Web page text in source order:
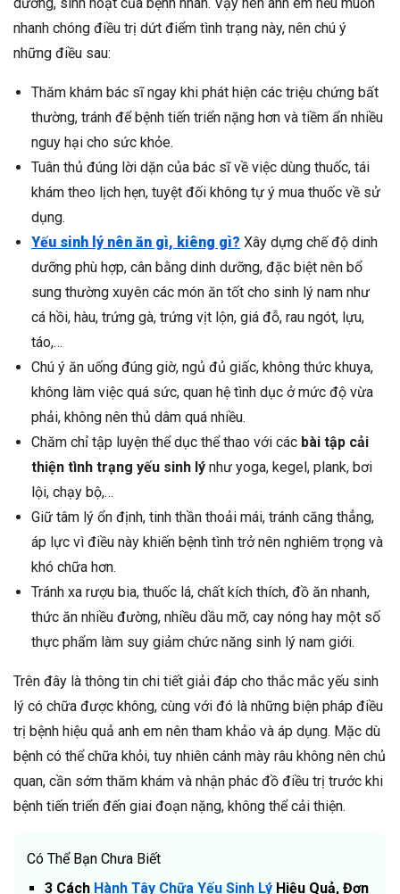
nhanh chóng điều trị dứt điểm tình trạng này, nên chú ý
những điều sau:
Thăm khám bác sĩ ngay khi phát hiện các triệu chứng bất
thường, tránh để bệnh tiến triển nặng hơn và tiềm ẩn nhiều
nguy hại cho sức khỏe.
Tuân thủ đúng lời dặn của bác sĩ về việc dùng thuốc, tái
khám theo lịch hẹn, tuyệt đối không tự ý mua thuốc về sử
dụng.
Yếu sinh lý nên ăn gì, kiêng gì? Xây dựng chế độ dinh
dưỡng phù hợp, cân bằng dinh dưỡng, đặc biệt nên bổ
sung thường xuyên các món ăn tốt cho sinh lý nam như
cá hồi, hàu, trứng gà, trứng vịt lộn, giá đỗ, rau ngót, lựu,
táo,…
Chú ý ăn uống đúng giờ, ngủ đủ giấc, không thức khuya,
không làm việc quá sức, quan hệ tình dục ở mức độ vừa
phải, không nên thủ dâm quá nhiều.
Chăm chỉ tập luyện thể dục thể thao với các bài tập cải
thiện tình trạng yếu sinh lý như yoga, kegel, plank, bơi
lội, chạy bộ,…
Giữ tâm lý ổn định, tinh thần thoải mái, tránh căng thẳng,
áp lực vì điều này khiến bệnh tình trở nên nghiêm trọng và
khó chữa hơn.
Tránh xa rượu bia, thuốc lá, chất kích thích, đồ ăn nhanh,
thức ăn nhiều đường, nhiều dầu mỡ, cay nóng hay một số
thực phẩm làm suy giảm chức năng sinh lý nam giới.
Trên đây là thông tin chi tiết giải đáp cho thắc mắc yếu sinh
lý có chữa được không, cùng với đó là những biện pháp điều
trị bệnh hiệu quả anh em nên tham khảo và áp dụng. Mặc dù
bệnh có thể chữa khỏi, tuy nhiên cánh mày râu không nên chủ
quan, cần sớm thăm khám và nhận phác đồ điều trị trước khi
bệnh tiến triển đến giai đoạn nặng, không thể cải thiện.
Có Thể Bạn Chưa Biết
3 Cách Hành Tây Chữa Yếu Sinh Lý Hiệu Quả, Đơn